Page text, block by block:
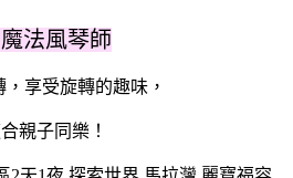
法風琴師
，享受旋轉的趣味，
親子同樂！